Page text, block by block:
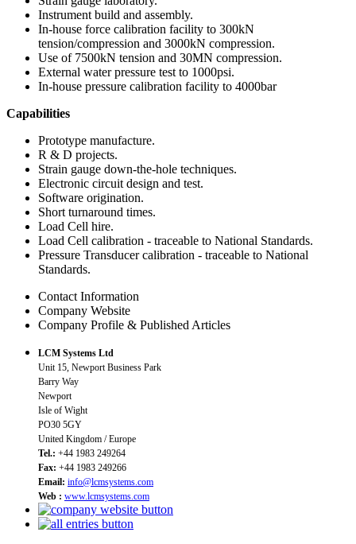
Instrument build and assembly.
In-house force calibration facility to 300kN
tension/compression and 3000kN compression.
Use of 7500kN tension and 30MN compression.
External water pressure test to 1000psi.
In-house pressure calibration facility to 4000bar
Capabilities
Prototype manufacture.
R & D projects.
Strain gauge down-the-hole techniques.
Electronic circuit design and test.
Software origination.
Short turnaround times.
Load Cell hire.
Load Cell calibration - traceable to National Standards.
Pressure Transducer calibration - traceable to National
Standards.
Contact Information
Company Website
Company Profile & Published Articles
LCM Systems Ltd
Unit 15, Newport Business Park
Barry Way
Newport
Isle of Wight
PO30 5GY
United Kingdom / Europe
Tel.: +44 1983 249264
Fax: +44 1983 249266
Email: info@lcmsystems.com
Web : www.lcmsystems.com